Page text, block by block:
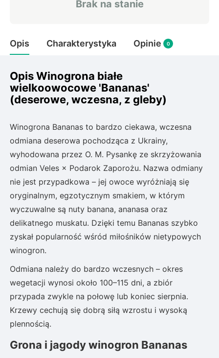
Hakonechoa (trawa bambusowa)
Turzyca (carex)
Różanecznik
Pnącza
Glicynia (wisteria)
Wiciokrzew
Bluszcz
Ewodia (tetradium daniellii)
Brak na stanie
Opis Charakterystyka Opinie 0
Opis Winogrona białe
wielkoowocowe 'Bananas'
(deserowe, wczesna, z gleby)
Winogrona Bananas to bardzo ciekawa, wczesna
odmiana deserowa pochodząca z Ukrainy,
wyhodowana przez O. M. Pysankę ze skrzyżowania
odmian Veles × Podarok Zaporożu. Nazwa odmiany
nie jest przypadkowa – jej owoce wyróżniają się
oryginalnym, egzotycznym smakiem, w którym
wyczuwalne są nuty banana, ananasa oraz
delikatnego muskatu. Dzięki temu Bananas szybko
zyskał popularność wśród miłośników nietypowych
winogron.
Odmiana należy do bardzo wczesnych – okres
wegetacji wynosi około 100–115 dni, a zbiór
przypada zwykle na połowę lub koniec sierpnia.
Krzewy cechują się dobrą siłą wzrostu i wysoką
plennością.
Grona i jagody winogron Bananas